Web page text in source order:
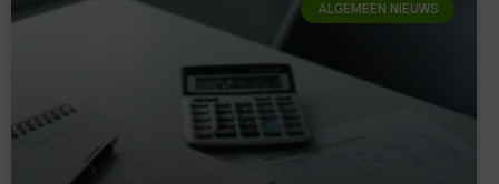
ALGEMEEN NIEUWS